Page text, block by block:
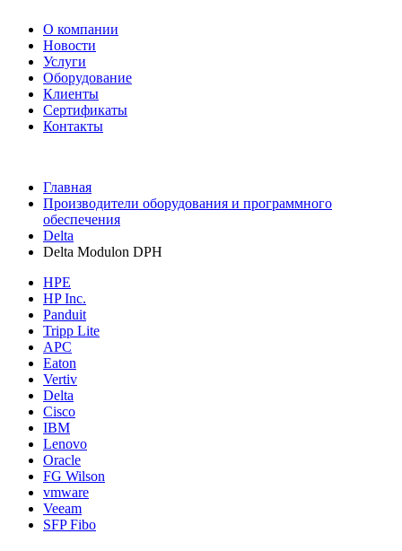
О компании
Новости
Услуги
Оборудование
Клиенты
Сертификаты
Контакты
Главная
Производители оборудования и программного
обеспечения
Delta
Delta Modulon DPH
HPE
HP Inc.
Panduit
Tripp Lite
APC
Eaton
Vertiv
Delta
Cisco
IBM
Lenovo
Oracle
FG Wilson
vmware
Veeam
SFP Fibo